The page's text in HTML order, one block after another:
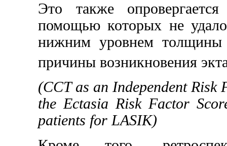
Это также
помощью которых не
нижним уровнем толщины
причины возникновения
(CCT as an Independent Risk
the Ectasia Risk Factor
patients for LASIK)